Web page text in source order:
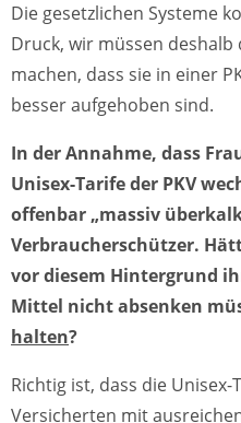
Die gesetzlichen Systeme
Druck, wir müssen
machen, dass sie in einer
besser aufgehoben sind.
In der Annahme, dass
Unisex-Tarife der PKV
offenbar „massiv
Verbraucherschützer.
vor diesem Hintergrund
Mittel nicht absenken
halten?
Richtig ist, dass die
Versicherten mit